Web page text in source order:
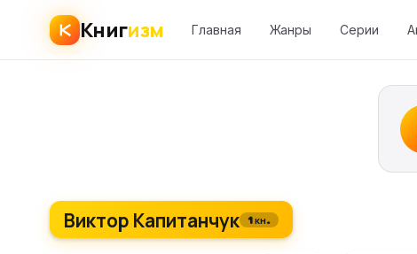
Книгизм Главная Жанры Серии
Виктор Капитанчук 1 кн.